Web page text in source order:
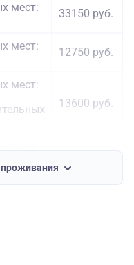
мест:
33150 руб.
мест:
12750 руб.
мест:
13600 руб.